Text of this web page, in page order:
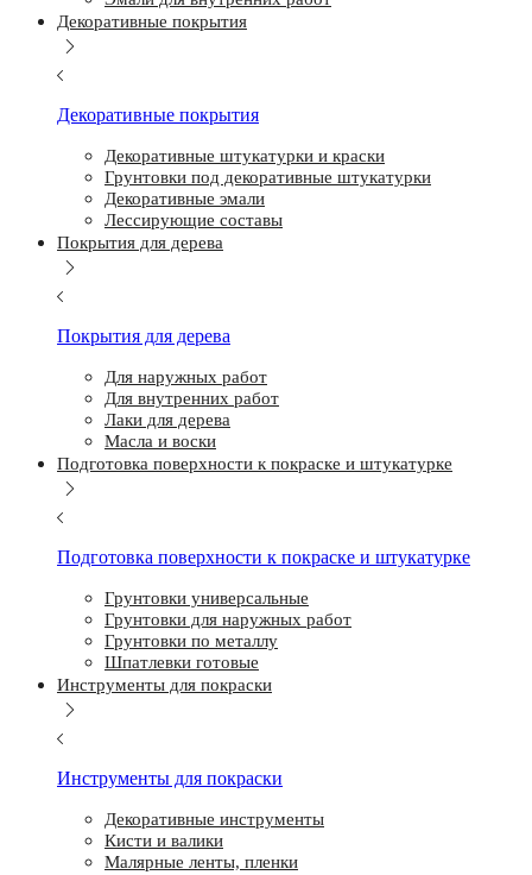
Декоративные покрытия
Декоративные покрытия
Декоративные штукатурки и краски
Грунтовки под декоративные штукатурки
Декоративные эмали
Лессирующие составы
Покрытия для дерева
Покрытия для дерева
Для наружных работ
Для внутренних работ
Лаки для дерева
Масла и воски
Подготовка поверхности к покраске и штукатурке
Подготовка поверхности к покраске и штукатурке
Грунтовки универсальные
Грунтовки для наружных работ
Грунтовки по металлу
Шпатлевки готовые
Инструменты для покраски
Инструменты для покраски
Декоративные инструменты
Кисти и валики
Малярные ленты, пленки